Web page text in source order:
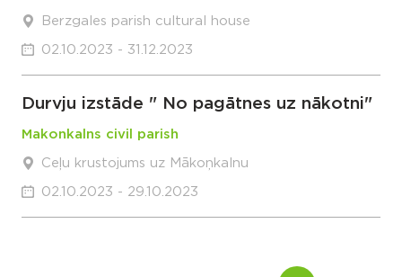
Berzgales parish cultural house
02.10.2023 - 31.12.2023
Durvju izstāde " No pagātnes uz nākotni"
Makonkalns civil parish
Ceļu krustojums uz Mākoņkalnu
02.10.2023 - 29.10.2023